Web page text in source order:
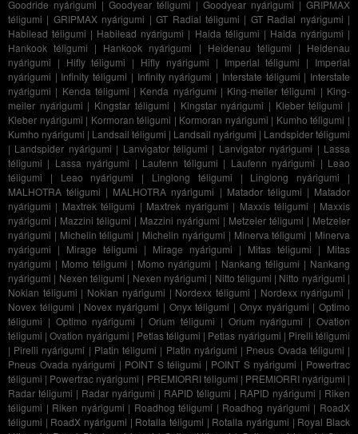
Goodride nyárigumi | Goodyear téligumi | Goodyear nyárigumi | GRIPMAX
téligumi | GRIPMAX nyárigumi |GT Radial téligumi | GT Radial nyárigumi |
Habilead téligumi | Habilead nyárigumi | Haida téligumi | Haida nyárigumi |
Hankook téligumi | Hankook nyárigumi | Heidenau téligumi | Heidenau
nyárigumi | Hifly téligumi | Hifly nyárigumi | Imperial téligumi | Imperial
nyárigumi | Infinity téligumi | Infinity nyárigumi | Interstate téligumi | Interstate
nyárigumi | Kenda téligumi | Kenda nyárigumi | King-meiler téligumi | King-
meiler nyárigumi | Kingstar téligumi | Kingstar nyárigumi | Kleber téligumi |
Kleber nyárigumi | Kormoran téligumi | Kormoran nyárigumi | Kumho téligumi |
Kumho nyárigumi | Landsail téligumi | Landsail nyárigumi | Landspider téligumi
| Landspider nyárigumi | Lanvigator téligumi | Lanvigator nyárigumi | Lassa
téligumi | Lassa nyárigumi | Laufenn téligumi | Laufenn nyárigumi | Leao
téligumi | Leao nyárigumi | Linglong téligumi | Linglong nyárigumi |
MALHOTRA téligumi | MALHOTRA nyárigumi | Matador téligumi | Matador
nyárigumi | Maxtrek téligumi | Maxtrek nyárigumi | Maxxis téligumi | Maxxis
nyárigumi | Mazzini téligumi | Mazzini nyárigumi | Metzeler téligumi | Metzeler
nyárigumi | Michelin téligumi | Michelin nyárigumi | Minerva téligumi | Minerva
nyárigumi | Mirage téligumi | Mirage nyárigumi | Mitas téligumi | Mitas
nyárigumi | Momo téligumi | Momo nyárigumi | Nankang téligumi | Nankang
nyárigumi | Nexen téligumi | Nexen nyárigumi | Nitto téligumi | Nitto nyárigumi |
Nokian téligumi | Nokian nyárigumi | Nordexx téligumi | Nordexx nyárigumi |
Novex téligumi | Novex nyárigumi | Onyx téligumi | Onyx nyárigumi | Optimo
téligumi | Optimo nyárigumi |Orium téligumi | Orium nyárigumi |Ovation
téligumi |Ovation nyárigumi | Petlas téligumi | Petlas nyárigumi | Pirelli téligumi
| Pirelli nyárigumi | Platin téligumi | Platin nyárigumi | Pneus Ovada téligumi |
Pneus Ovada nyárigumi | POINT S téligumi | POINT S nyárigumi | Powertrac
téligumi | Powertrac nyárigumi | PREMIORRI téligumi | PREMIORRI nyárigumi |
Radar téligumi | Radar nyárigumi | RAPID téligumi | RAPID nyárigumi | Riken
téligumi | Riken nyárigumi | Roadhog téligumi | Roadhog nyárigumi | RoadX
téligumi | RoadX nyárigumi | Rotalla téligumi | Rotalla nyárigumi | Royal Black